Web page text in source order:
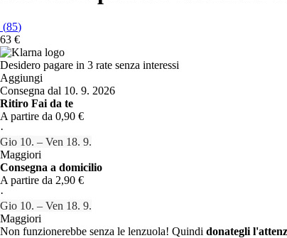
(85)
63 €
Desidero pagare in 3 rate senza interessi
Aggiungi
Consegna dal 10. 9. 2026
Ritiro Fai da te
A partire da 0,90 €
·
Gio 10. – Ven 18. 9.
Maggiori
Consegna a domicilio
A partire da 2,90 €
·
Gio 10. – Ven 18. 9.
Maggiori
Non funzionerebbe senza le lenzuola! Quindi donategli